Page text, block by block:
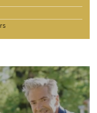
de la Mairie en finale
FINALE DU TROPHEE DE LA
en Mairie